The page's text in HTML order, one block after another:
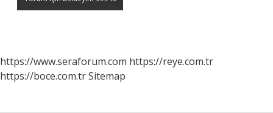
https://www.seraforum.com https://reye.com.tr
https://boce.com.trSitemap